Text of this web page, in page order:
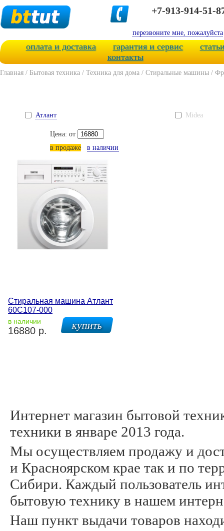
+7-913-914-51-
перезвоните мне, пожалуйста
оплата и доставка гарантия и сервис
контакты
Главная / Бытовая техника / Техника для дома / Стиральные машины /
Атлант Midea
Цена: от
в продаже
в наличии
Стиральная машина Атлант
60С107-000
в наличии
16880 р.
Интернет магазин бытовой
техники в январе 2013 года.
Мы осуществляем продажу и
и Красноярском крае так и по
Сибири. Каждый пользователь
бытовую технику в нашем
Наш пункт выдачи товаров